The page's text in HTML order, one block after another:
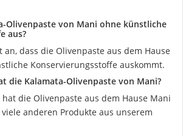
Olivenpaste von Mani ohne künstliche
aus?
an, dass die Olivenpaste aus dem Hause
Konservierungsstoffe auskommt.
die Kalamata-Olivenpaste von Mani?
die Olivenpaste aus dem Hause Mani
anderen Produkte aus unserem